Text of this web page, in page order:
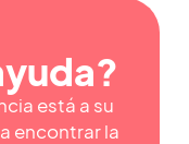
está a su
encontrar la